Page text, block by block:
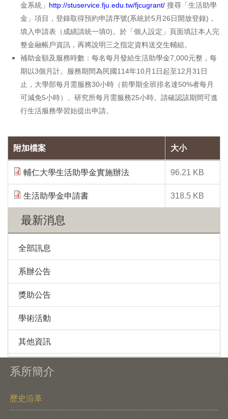
金系統」 http://stuservice.fju.edu.tw/fjcugrant/ 搜尋「生活助學
金」項目，登錄取得預約申請序號(系統於5月26日開放登錄)，
填入申請表（成績請統一填0)。於「個人設定」頁面填註本人完
整金融帳戶資訊，再將說明三之指定資料送交生輔組。
補助金額及服務時數：每名每月發給生活助學金7,000元整，每
期以3個月計。服務期間為民國114年10月1日起至12月31日
止，大學部每月需服務30小時（前學期全班排名達50%者每月
可減免5小時）、研究所每月需服務25小時。請確認該期間可進
行生活服務學習始提出申請。
附加檔案 大小
輔仁大學生活助學金實施辦法 96.21 KB
生活助學金申請書 318.5 KB
最新消息
全部訊息
系辦公告
獎助公告
學術活動
其他資訊
系所簡介
歷史沿革